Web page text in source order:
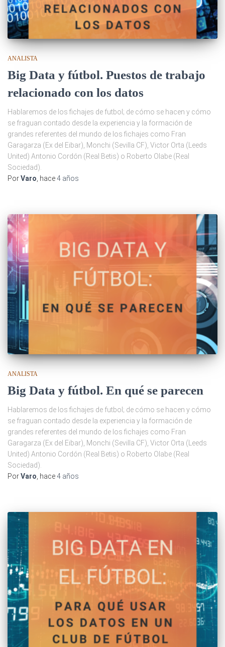
ANALISTA
Big Data y fútbol. Puestos de trabajo
relacionado con los datos
Hablaremos de los fichajes de futbol; de cómo se hacen y cómo
se fraguan contado desde la experiencia y la formación de
grandes referentes del mundo de los fichajes como Fran
Garagarza (Ex del Eibar), Monchi (Sevilla CF), Victor Orta (Leeds
United) Antonio Cordón (Real Betis) o Roberto Olabe (Real
Sociedad).
PorVaro , hace4 años
ANALISTA
Big Data y fútbol. En qué se parecen
Hablaremos de los fichajes de futbol; de cómo se hacen y cómo
se fraguan contado desde la experiencia y la formación de
grandes referentes del mundo de los fichajes como Fran
Garagarza (Ex del Eibar), Monchi (Sevilla CF), Victor Orta (Leeds
United) Antonio Cordón (Real Betis) o Roberto Olabe (Real
Sociedad).
PorVaro, hace4 años